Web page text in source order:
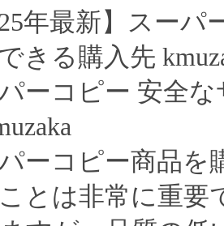
年最新】スー
きる購入先
ーコピー 安全
ーコピー商品を
とは非常に重要